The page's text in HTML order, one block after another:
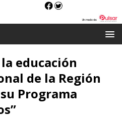
educación
de la Región
Programa